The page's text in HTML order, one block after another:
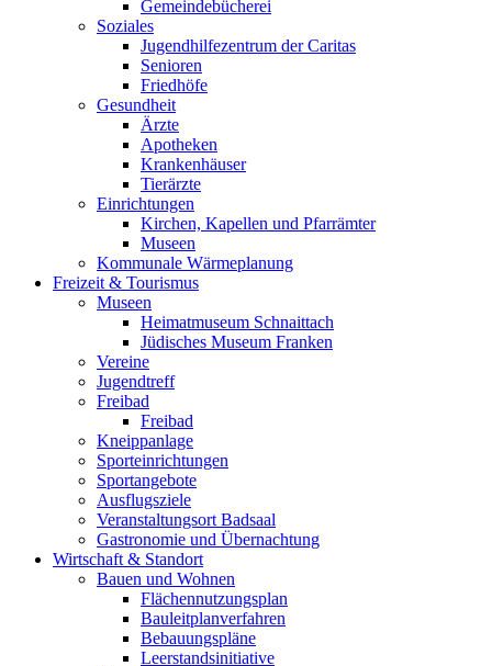
Gemeindebücherei
Soziales
Jugendhilfezentrum der Caritas
Senioren
Friedhöfe
Gesundheit
Ärzte
Apotheken
Krankenhäuser
Tierärzte
Einrichtungen
Kirchen, Kapellen und Pfarrämter
Museen
Kommunale Wärmeplanung
Freizeit & Tourismus
Museen
Heimatmuseum Schnaittach
Jüdisches Museum Franken
Vereine
Jugendtreff
Freibad
Freibad
Kneippanlage
Sporteinrichtungen
Sportangebote
Ausflugsziele
Veranstaltungsort Badsaal
Gastronomie und Übernachtung
Wirtschaft & Standort
Bauen und Wohnen
Flächennutzungsplan
Bauleitplanverfahren
Bebauungspläne
Leerstandsinitiative